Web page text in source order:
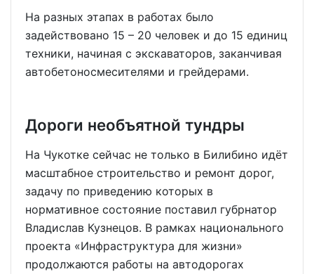
На разных этапах в работах было
задействовано 15 – 20 человек и до 15 единиц
техники, начиная с экскаваторов, заканчивая
автобетоносмесителями и грейдерами.
Дороги необъятной тундры
На Чукотке сейчас не только в Билибино идёт
масштабное строительство и ремонт дорог,
задачу по приведению которых в
нормативное состояние поставил губрнатор
Владислав Кузнецов. В рамках национального
проекта «Инфраструктура для жизни»
продолжаются работы на автодорогах